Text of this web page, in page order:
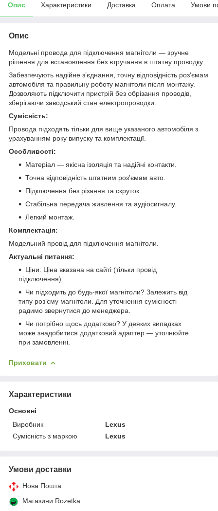
Опис Характеристики Доставка Оплата Умови
Опис
Модельні провода для підключення магнітоли — зручне
рішення для встановлення без втручання в штатну проводку.
Забезпечують надійне з’єднання, точну відповідність роз’ємам
автомобіля та правильну роботу магнітоли після монтажу.
Дозволяють підключити пристрій без обрізання проводів,
зберігаючи заводський стан електропроводки.
Сумісність:
Провода підходять тільки для вище указаного автомобіля з
урахуванням року випуску та комплектації.
Особливості:
Матеріал — якісна ізоляція та надійні контакти.
Точна відповідність штатним роз’ємам авто.
Підключення без різання та скруток.
Стабільна передача живлення та аудіосигналу.
Легкий монтаж.
Комплектація:
Модельний провід для підключення магнітоли.
Актуальні питання:
Ціни: Ціна вказана на сайті (тільки провід
підключення).
Чи підходить до будь-якої магнітоли? Залежить від
типу роз’єму магнітоли. Для уточнення сумісності
радимо звернутися до менеджера.
Чи потрібно щось додатково? У деяких випадках
може знадобитися додатковий адаптер — уточнюйте
при замовленні.
Приховати
Характеристики
Основні
Виробник
Lexus
Сумісність з маркою
Lexus
Умови доставки
Нова Пошта
Магазини Rozetka